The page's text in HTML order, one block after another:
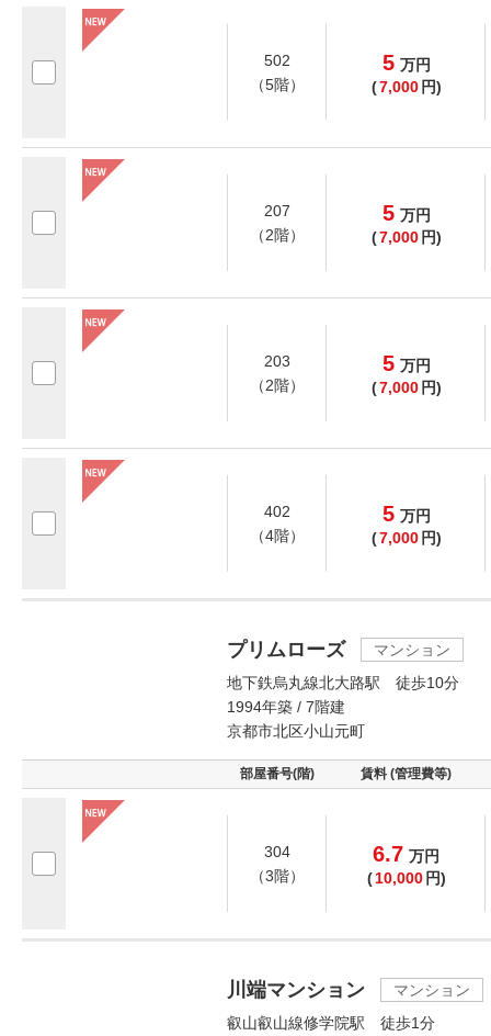
502
（5階）
5 万円
(7,000 円)
207
（2階）
5 万円
(7,000 円)
203
（2階）
5 万円
(7,000 円)
402
（4階）
5 万円
(7,000 円)
プリムローズ
マンション
地下鉄烏丸線北大路駅 徒歩10分
1994年築 / 7階建
京都市北区小山元町
部屋番号(階) 賃料 (管理費等)
304
（3階）
6.7 万円
( 10,000 円)
川端マンション
マンション
叡山叡山線修学院駅 徒歩1分